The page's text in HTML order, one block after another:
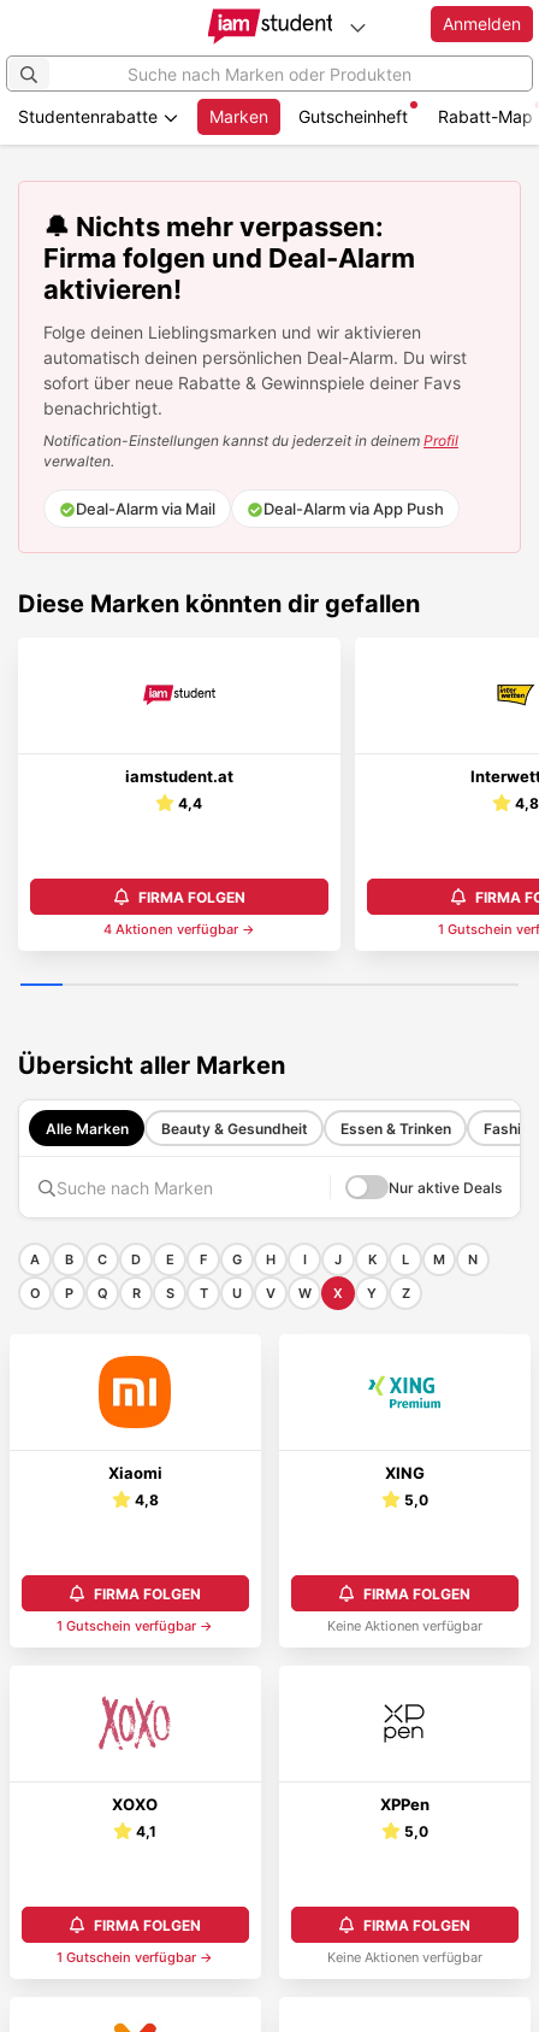
Hauptinhalt
Anmelden
Studentenrabatte Marken Gutscheinheft Rabatt-Map
🔔 Nichts mehr verpassen:
Firma folgen und Deal-Alarm
aktivieren!
Folge deinen Lieblingsmarken und wir aktivieren
automatisch deinen persönlichen Deal-Alarm. Du wirst
sofort über neue Rabatte & Gewinnspiele deiner Favs
benachrichtigt.
Notification-Einstellungen kannst du jederzeit in deinem Profil
verwalten.
Deal-Alarm via Mail Deal-Alarm via App Push
Diese Marken könnten dir gefallen
iamstudent.at
4,4
FIRMA FOLGEN
4 Aktionen verfügbar →
4,8
FIRMA
1 Gutschein
Übersicht aller Marken
Alle Marken Beauty & Gesundheit Essen & Trinken Fashion
Nur aktive Deals
A B C D E F G H I J K L M
N
O
P Q R S T U V W X Y Z
Xiaomi
4,8
FIRMA FOLGEN
1 Gutschein verfügbar →
XING
5,0
FIRMA FOLGEN
Keine Aktionen verfügbar
XOXO
4,1
FIRMA FOLGEN
1 Gutschein verfügbar →
XPPen
5,0
FIRMA FOLGEN
Keine Aktionen verfügbar